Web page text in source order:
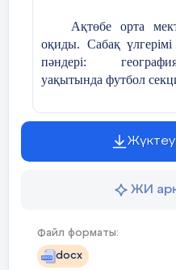
Әр үйдің күні десе
Маздататын жүрекке
Жүзе алмайтын
Құралай:
Өр десекте сіздерді -
Төр десекте сіздерді
Зор десекте сіздерді
Ақтөбе орта
оқиды. Сабақ
пәндері:
уақытында футбол
Арсеннің мінезі
кластастарының
сыйлап, кішіге қамқор
Мектеп шараларына
қоймай, мектеп
қиындықтарды тез
дайын тұрады. Оқу
Жүктеу
ЖИ
Файл форматы:
docx